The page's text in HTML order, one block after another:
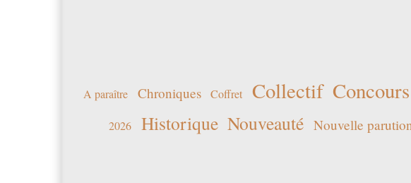
A paraître Chroniques Coffret Collectif Concours
2026 Historique Nouveauté Nouvelle